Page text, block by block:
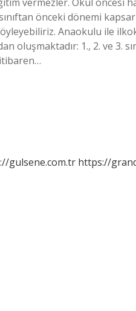
önceki dönemi kapsar
Anaokulu ile
oluşmaktadır: 1., 2. ve 3.
gulsene.com.tr https://